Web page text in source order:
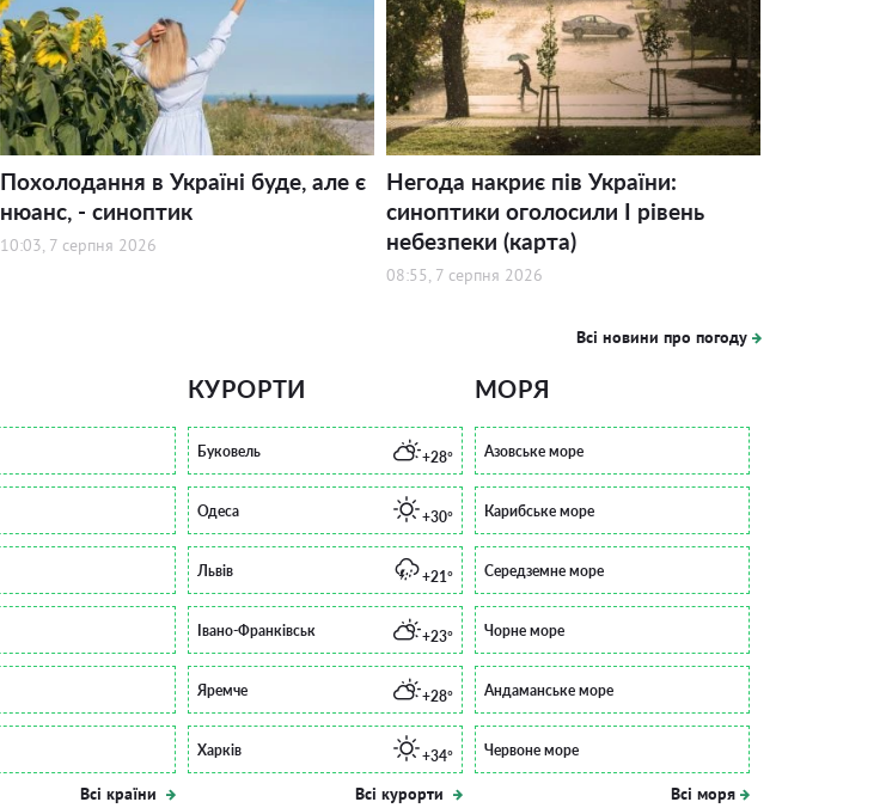
Похолодання в Україні буде, але є
нюанс, - синоптик
10:03, 7 серпня 2026
Негода накриє пів України:
синоптики оголосили І рівень
небезпеки (карта)
08:55, 7 серпня 2026
Всі новини про погоду
Всі країни
КУРОРТИ
Буковель +28°
Одеса +30°
Львів +21°
Івано-Франківськ +23°
Яремче +28°
Харків +34°
Всі курорти
МОРЯ
Азовське море
Карибське море
Середземне море
Чорне море
Андаманське море
Червоне море
Всі моря